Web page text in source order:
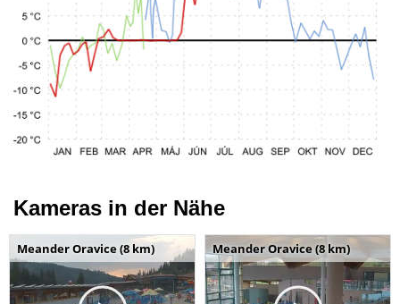
Kameras in der Nähe
Meander Oravice (8 km) Meander Oravice (8 km)